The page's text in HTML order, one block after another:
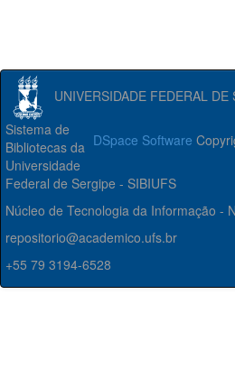
UNIVERSIDADE FEDERAL DE
DSpace Software
Sistema de
Bibliotecas da
Universidade
Federal de Sergipe - SIBIUFS
Núcleo de Tecnologia da Informação -
repositorio@academico.ufs.br
+55 79 3194-6528